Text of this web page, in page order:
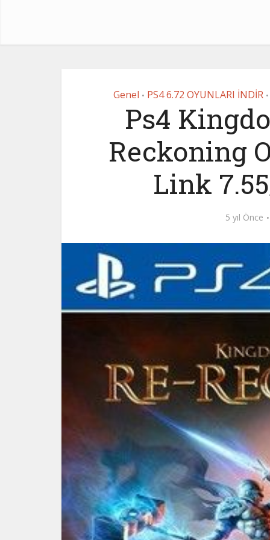
Genel • PS4 6.72 OYUNLARI İNDİR •
Ps4
Reckoning
Link
5 yıl Önce